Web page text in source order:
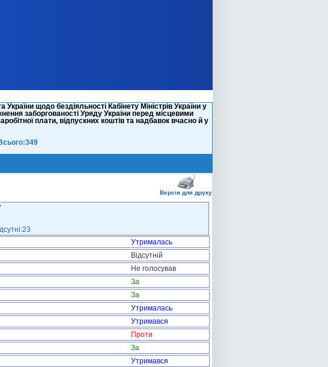
щодо бездіяльності Кабінету Міністрів України у
заборгованості Уряду України перед місцевими
плати, відпускних коштів та надбавок вчасно й у
Версія для друку
Утрималась
Відсутній
Не голосував
За
За
Утрималась
Утримався
Проти
За
Утримався